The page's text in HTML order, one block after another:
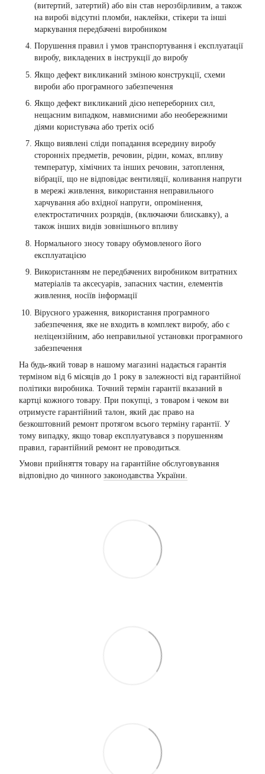
(витертий, затертий) або він став нерозбірливим, а також
на виробі відсутні пломби, наклейки, стікери та інші
маркування передбачені виробником
Порушення правил і умов транспортування і експлуатації
виробу, викладених в інструкції до виробу
Якщо дефект викликаний зміною конструкції, схеми
вироби або програмного забезпечення
Якщо дефект викликаний дією непереборних сил,
нещасним випадком, навмисними або необережними
діями користувача або третіх осіб
Якщо виявлені сліди попадання всередину виробу
сторонніх предметів, речовин, рідин, комах, впливу
температур, хімічних та інших речовин, затоплення,
вібрації, що не відповідає вентиляції, коливання напруги
в мережі живлення, використання неправильного
харчування або вхідної напруги, опромінення,
електростатичних розрядів, (включаючи блискавку), а
також інших видів зовнішнього впливу
Нормального зносу товару обумовленого його
експлуатацією
Використанням не передбачених виробником витратних
матеріалів та аксесуарів, запасних частин, елементів
живлення, носіїв інформації
Вірусного ураження, використання програмного
забезпечення, яке не входить в комплект виробу, або є
неліцензійним, або неправильної установки програмного
забезпечення
На будь-який товар в нашому магазині надається гарантія
терміном від 6 місяців до 1 року в залежності від гарантійної
політики виробника. Точний термін гарантії вказаний в
картці кожного товару. При покупці, з товаром і чеком ви
отримуєте гарантійний талон, який дає право на
безкоштовний ремонт протягом всього терміну гарантії. У
тому випадку, якщо товар експлуатувався з порушенням
правил, гарантійний ремонт не проводиться.
Умови прийняття товару на гарантійне обслуговування
відповідно до чинного законодавства України.